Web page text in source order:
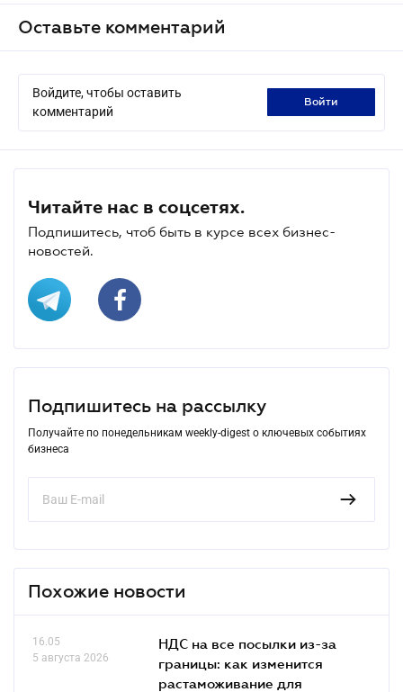
Оставьте комментарий
Войдите, чтобы оставить
комментарий
войти
Читайте нас в соцсетях.
Подпишитесь, чтоб быть в курсе всех бизнес-
новостей.
Подпишитесь на рассылку
Получайте по понедельникам weekly-digest о ключевых событиях
бизнеса
Похожие новости
16.05
5 августа 2026
НДС на все посылки из-за
границы: как изменится
растаможивание для